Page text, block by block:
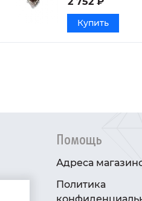
Купить
Помощь
Адреса
Политика